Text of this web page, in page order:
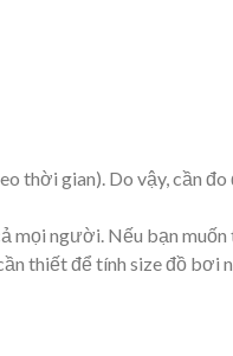
thời gian). Do vậy, cần
người. Nếu bạn muốn
thiết để tính size đồ bơi